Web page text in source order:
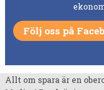
Följ oss på
Allt om spara är en